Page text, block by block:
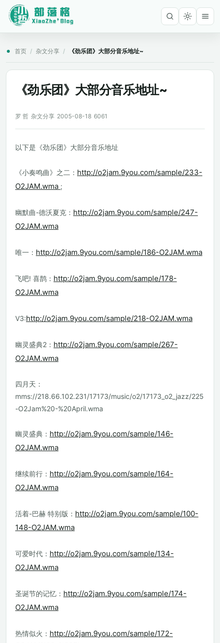
首页 / 杂文分享 / 《劲乐团》大部分音乐地址~
《劲乐团》大部分音乐地址~
罗 哲 杂文分享 2005-08-18 6061
以下是《劲乐团》大部分音乐地址
《小奏鸣曲》之二： http://o2jam.9you.com/sample/233-
O2JAM.wma ;
幽默曲-德沃夏克： http://o2jam.9you.com/sample/247-
O2JAM.wma
唯一： http://o2jam.9you.com/sample/186-O2JAM.wma
飞吧! 喜鹊： http://o2jam.9you.com/sample/178-
O2JAM.wma
V3:http://o2jam.9you.com/sample/218-O2JAM.wma
幽灵盛典2： http://o2jam.9you.com/sample/267-
O2JAM.wma
四月天：
mms://218.66.102.231/17173/music/o2/17173_o2_jazz/225
-O2Jam%20-%20April.wma
幽灵盛典： http://o2jam.9you.com/sample/146-
O2JAM.wma
继续前行： http://o2jam.9you.com/sample/164-
O2JAM.wma
活着-巴赫 特别版： http://o2jam.9you.com/sample/100-
148-O2JAM.wma
可爱时代： http://o2jam.9you.com/sample/134-
O2JAM.wma
圣诞节的记忆： http://o2jam.9you.com/sample/174-
O2JAM.wma
热情似火： http://o2jam.9you.com/sample/172-